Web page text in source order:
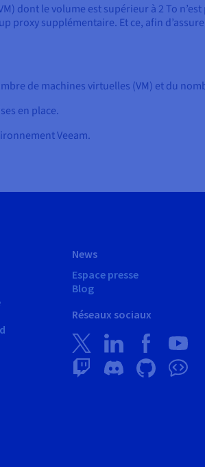
dont le volume est supérieur à 2 To
proxy supplémentaire. Et ce, afin
de machines virtuelles (VM) et du
en place.
Veeam.
News
Espace presse
Blog
Réseaux sociaux